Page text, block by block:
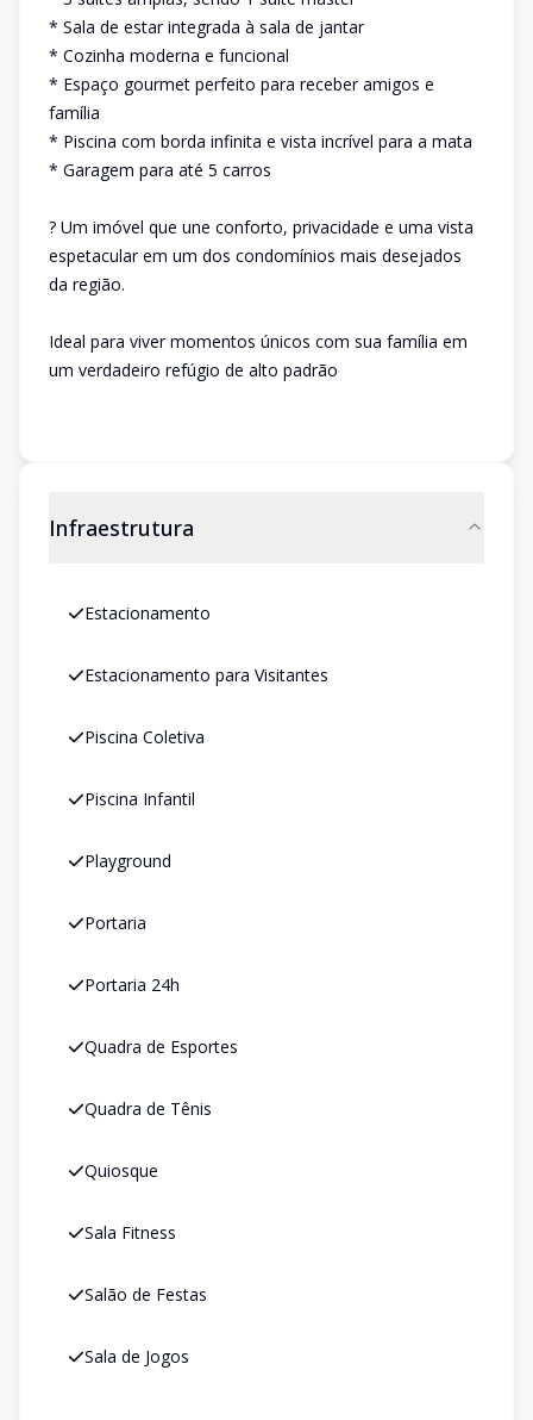
* Sala de estar integrada à sala de jantar
* Cozinha moderna e funcional
* Espaço gourmet perfeito para receber amigos e
família
* Piscina com borda infinita e vista incrível para a mata
* Garagem para até 5 carros
? Um imóvel que une conforto, privacidade e uma vista
espetacular em um dos condomínios mais desejados
da região.
Ideal para viver momentos únicos com sua família em
um verdadeiro refúgio de alto padrão
Infraestrutura
Estacionamento
Estacionamento para Visitantes
Piscina Coletiva
Piscina Infantil
Playground
Portaria
Portaria 24h
Quadra de Esportes
Quadra de Tênis
Quiosque
Sala Fitness
Salão de Festas
Sala de Jogos